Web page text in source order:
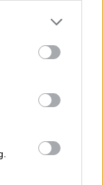
more Google
may click to
party tags to
below Google
του
θα το
στάνταρ
σ’
τις